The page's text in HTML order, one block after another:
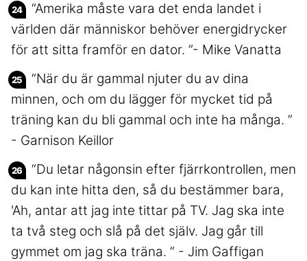
“Amerika måste vara det enda landet i
världen där människor behöver energidrycker
för att sitta framför en dator. ”- Mike Vanatta
“När du är gammal njuter du av dina
minnen, och om du lägger för mycket tid på
träning kan du bli gammal och inte ha många. ”
- Garnison Keillor
“Du letar någonsin efter fjärrkontrollen, men
du kan inte hitta den, så du bestämmer bara,
'Ah, antar att jag inte tittar på TV. Jag ska inte
ta två steg och slå på det själv. Jag går till
gymmet om jag ska träna. ” - Jim Gaffigan